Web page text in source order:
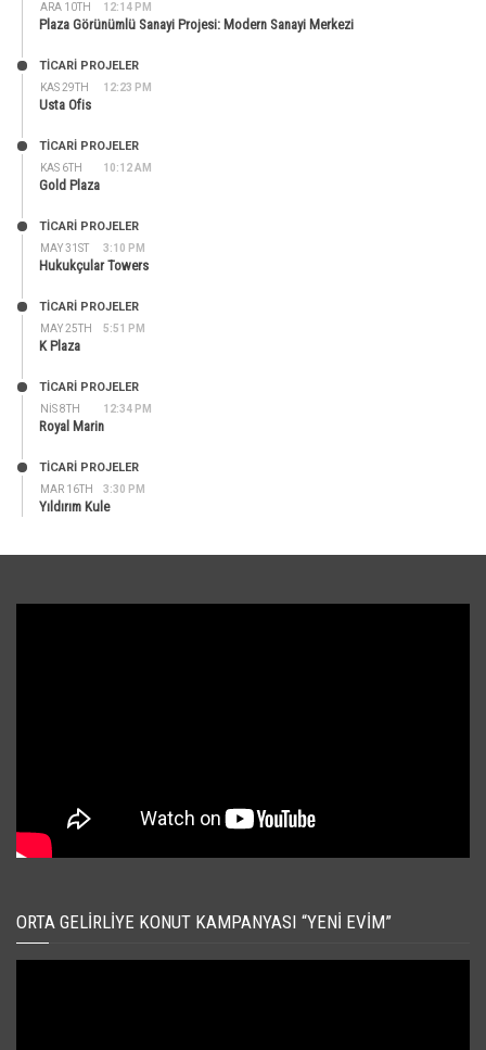
ARA 10TH 12:14 PM
Plaza Görünümlü Sanayi Projesi: Modern Sanayi Merkezi
KAS 29TH 12:23 PM
TİCARİ PROJELER
Usta Ofis
KAS 6TH 10:12 AM
TİCARİ PROJELER
Gold Plaza
MAY 31ST 3:10 PM
TİCARİ PROJELER
Hukukçular Towers
MAY 25TH 5:51 PM
TİCARİ PROJELER
K Plaza
NIS 8TH 12:34 PM
TİCARİ PROJELER
Royal Marin
MAR 16TH 3:30 PM
TİCARİ PROJELER
Yıldırım Kule
ORTA GELIRLIYE KONUT KAMPANYASI “YENI EVIM”